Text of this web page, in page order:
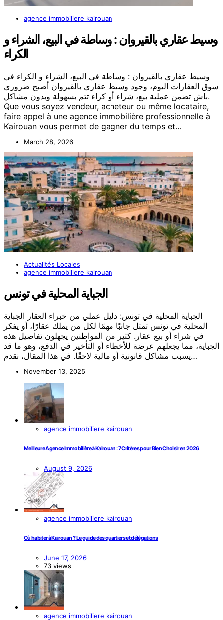
agence immobiliere kairouan
وسيط عقاري بالقيروان : وساطة في البيع، الشراء و
الكراء
وسيط عقاري بالقيروان : وساطة في البيع، الشراء و الكراء في
سوق العقارات اليوم، وجود وسيط عقاري بالقيروان أصبح ضروري
باش تضمن عملية بيع، شراء أو كراء تتم بسهولة وبدون مشاكل.
Que vous soyez vendeur, acheteur ou même locataire,
faire appel à une agence immobilière professionnelle à
Kairouan vous permet de gagner du temps et…
March 28, 2026
Actualités Locales
agence immobiliere kairouan
الجباية المحلية في تونس
الجباية المحلية في تونس: دليل عملي من خبراء العقار الجباية
المحلية في تونس تمثل جانبًا مهمًا لكل من يملك عقارًا، أو يفكر
في شراء أو بيع عقار. كثير من المواطنين يجهلون تفاصيل هذه
الجباية، مما يجعلهم عرضة للأخطاء أو التأخير في الدفع، وهو ما قد
يسبب مشاكل قانونية أو مالية لاحقًا. في هذا المقال، نقدم…
November 13, 2025
agence immobiliere kairouan
Meilleure Agence Immobilière à Kairouan : 7 Critères pour Bien Choisir en 2026
August 9, 2026
agence immobiliere kairouan
Où habiter à Kairouan ? Le guide des quartiers et délégations
June 17, 2026
73 views
agence immobiliere kairouan